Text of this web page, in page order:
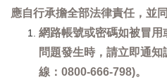
應自行承擔全部法律責任，並
網路帳號或密碼如被冒
問題發生時，請立即通
線：0800-666-798)。